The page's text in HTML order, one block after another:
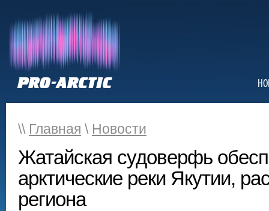
\\ Главная \ Новости
Жатайская судоверфь
арктические реки Якутии,
региона